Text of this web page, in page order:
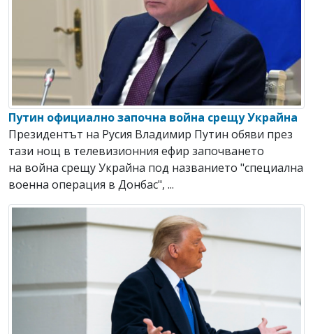
Путин официално започна война срещу Украйна
Президентът на Русия Владимир Путин обяви през
тази нощ в телевизионния ефир започването
на война срещу Украйна под названието "специална
военна операция в Донбас", ...